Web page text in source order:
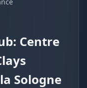
Centre
Sologne